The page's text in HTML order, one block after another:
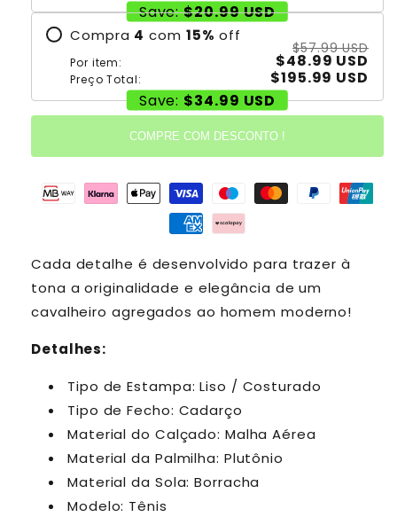
Save: $20.99 USD
Compra 4 com 15% off
Por item:
$57.99 USD
$48.99 USD
Preço Total:
$195.99 USD
Save: $34.99 USD
COMPRE COM DESCONTO !
Cada detalhe é desenvolvido para trazer à
tona a originalidade e elegância de um
cavalheiro agregados ao homem moderno!
Detalhes:
Tipo de Estampa: Liso / Costurado
Tipo de Fecho: Cadarço
Material do Calçado: Malha Aérea
Material da Palmilha: Plutônio
Material da Sola: Borracha
Modelo: Tênis